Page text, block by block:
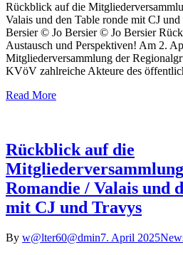
Rückblick auf die
Valais und den Table ronde mit CJ
Bersier © Jo Bersier © Jo Bersier
Austausch und Perspektiven! Am 2.
Mitgliederversammlung der
KVöV zahlreiche Akteure des
Read More
Rückblick auf die
Romandie / Valais und
mit CJ und Travys
By w@lter60@dmin7. April 2025